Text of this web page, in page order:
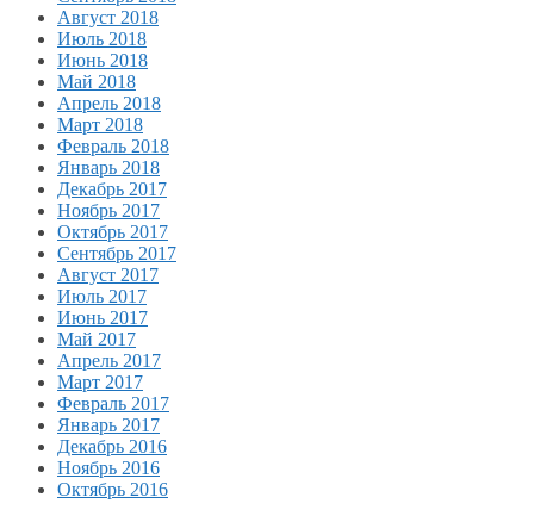
Август 2018
Июль 2018
Июнь 2018
Май 2018
Апрель 2018
Март 2018
Февраль 2018
Январь 2018
Декабрь 2017
Ноябрь 2017
Октябрь 2017
Сентябрь 2017
Август 2017
Июль 2017
Июнь 2017
Май 2017
Апрель 2017
Март 2017
Февраль 2017
Январь 2017
Декабрь 2016
Ноябрь 2016
Октябрь 2016